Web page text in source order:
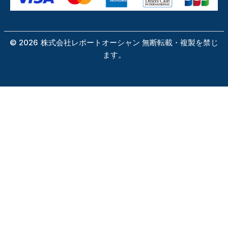
© 2026 株式会社レポートオーシャン 無断転載・複製を禁じ
ます。